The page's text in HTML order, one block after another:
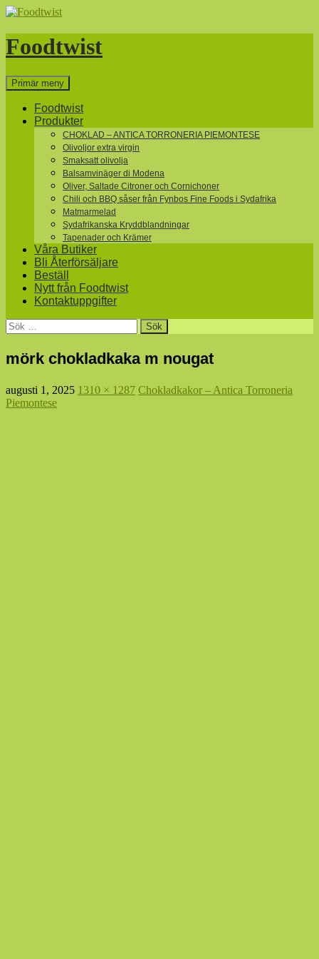
Hoppa
innehåll
Foodtwist
Sök
Primär meny
Foodtwist
Produkter
CHOKLAD – ANTICA TORRONERIA PIEMONTESE
Olivoljor extra virgin
Smaksatt olivolja
Balsamvinäger di Modena
Oliver, Saltade Citroner och Cornichoner
Chili och BBQ såser från Fynbos Fine Foods i Sydafrika
Matmarmelad
Sydafrikanska Kryddblandningar
Tapenader och Krämer
Våra Butiker
Bli Återförsäljare
Beställ
Nytt från Foodtwist
Kontaktuppgifter
Sök
efter:
mörk chokladkaka m nougat
augusti 1, 2025 1310 × 1287 Chokladkakor – Antica Torroneria
Piemontese